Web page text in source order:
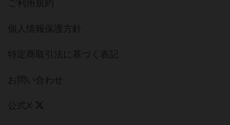
ご利用規約
個人情報保護方針
特定商取引法に基づく表記
お問い合わせ
公式X